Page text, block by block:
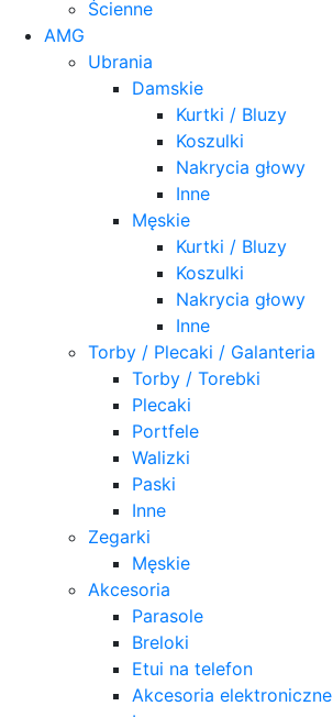
Ścienne
AMG
Ubrania
Damskie
Kurtki / Bluzy
Koszulki
Nakrycia głowy
Inne
Męskie
Kurtki / Bluzy
Koszulki
Nakrycia głowy
Inne
Torby / Plecaki / Galanteria
Torby / Torebki
Plecaki
Portfele
Walizki
Paski
Inne
Zegarki
Męskie
Akcesoria
Parasole
Breloki
Etui na telefon
Akcesoria elektroniczne